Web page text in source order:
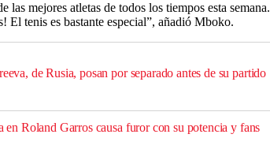
las mejores atletas de todos los tiempos esta semana.
El tenis es bastante especial”, añadió Mboko.
de Rusia, posan por separado antes de su partido
en Roland Garros causa furor con su potencia y fans